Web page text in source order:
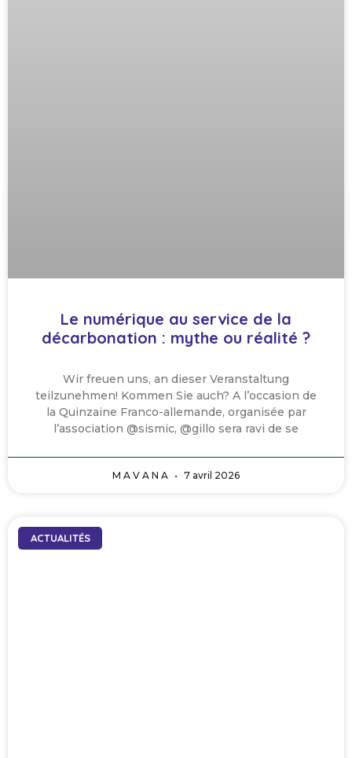
Le numérique au service de la
décarbonation : mythe ou réalité ?
Wir freuen uns, an dieser Veranstaltung
teilzunehmen! Kommen Sie auch? A l’occasion de
la Quinzaine Franco-allemande, organisée par
l’association @sismic, @gillo sera ravi de se
M A V A N A 7 avril 2026
ACTUALITÉS